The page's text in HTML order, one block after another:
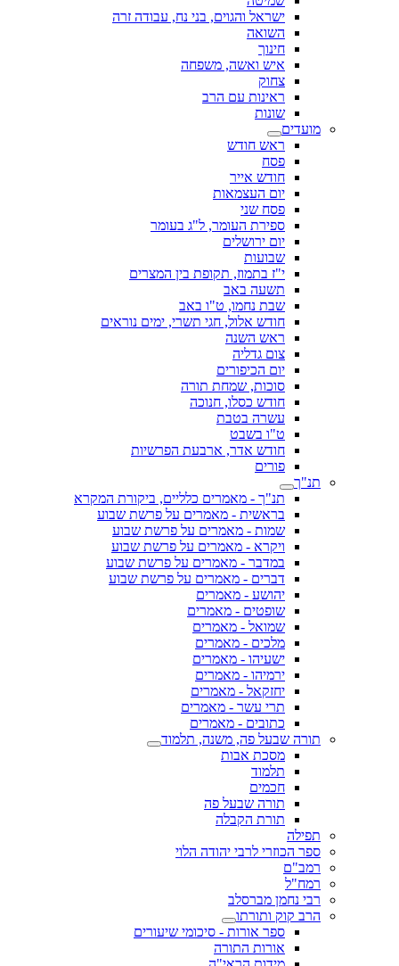
ישראל והגוים, בני נח, עבודה זרה
השואה
חינוך
איש ואשה, משפחה
צחוק
ראינות עם הרב
שונות
מועדים
ראש חודש
פסח
חודש אייר
יום העצמאות
פסח שני
ספירת העומר, ל"ג בעומר
יום ירושלים
שבועות
י"ז בתמוז, תקופת בין המצרים
תשעה באב
שבת נחמו, ט"ו באב
חודש אלול, חגי תשרי, ימים נוראים
ראש השנה
צום גדליה
יום הכיפורים
סוכות, שמחת תורה
חודש כסלו, חנוכה
עשרה בטבת
ט"ו בשבט
חודש אדר, ארבעת הפרשיות
פורים
תנ"ך
תנ"ך - מאמרים כלליים, ביקורת המקרא
בראשית - מאמרים על פרשת שבוע
שמות - מאמרים על פרשת שבוע
ויקרא - מאמרים על פרשת שבוע
במדבר - מאמרים על פרשת שבוע
דברים - מאמרים על פרשת שבוע
יהושע - מאמרים
שופטים - מאמרים
שמואל - מאמרים
מלכים - מאמרים
ישעיהו - מאמרים
ירמיהו - מאמרים
יחזקאל - מאמרים
תרי עשר - מאמרים
כתובים - מאמרים
תורה שבעל פה, משנה, תלמוד
מסכת אבות
תלמוד
חכמים
תורה שבעל פה
תורת הקבלה
תפילה
ספר הכוזרי לרבי יהודה הלוי
רמב"ם
רמח"ל
רבי נחמן מברסלב
הרב קוק ותורתו
ספר אורות - סיכומי שיעורים
אורות התורה